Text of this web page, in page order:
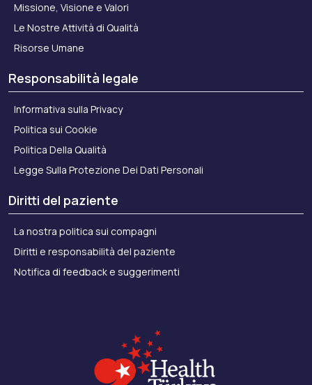
Missione, Visione e Valori
Le Nostre Attività di Qualità
Risorse Umane
Responsabilità legale
Informativa sulla Privacy
Politica sui Cookie
Politica Della Qualità
Legge Sulla Protezione Dei Dati Personali
Diritti del paziente
La nostra politica sui compagni
Diritti e responsabilità del paziente
Notifica di feedback e suggerimenti